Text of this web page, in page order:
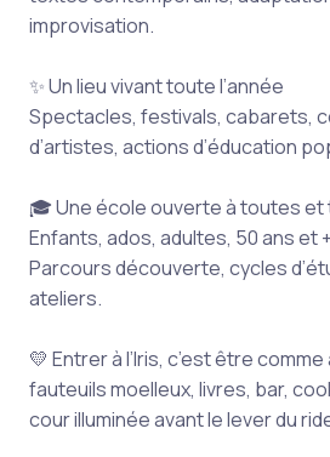
improvisation.
✨ Un lieu vivant toute l’année
Spectacles, festivals, cabarets,
d’artistes, actions d’éducation
🎓 Une école ouverte à toutes et
Enfants, ados, adultes, 50 ans et +
Parcours découverte, cycles
ateliers.
💛 Entrer à l’Iris, c’est être comme
fauteuils moelleux, livres, bar,
cour illuminée avant le lever du